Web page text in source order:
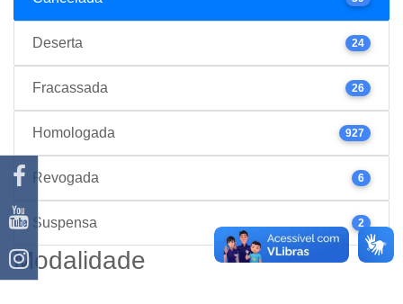
Deserta 24
Fracassada 26
Homologada 927
Revogada 6
Suspensa 2
Modalidade